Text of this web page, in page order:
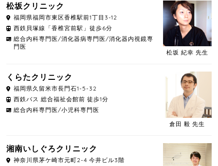
松坂 紀幸 先生
松坂クリニック
福岡県福岡市東区香椎駅前1丁目3-12
西鉄貝塚線「香椎宮前駅」徒歩6分
総合内科専門医/消化器病専門医/消化器内視鏡専
門医
倉田 毅 先生
くらたクリニック
福岡県久留米市長門石1-5-32
西鉄バス 総合福祉会館前 徒歩1分
総合内科専門医/小児科専門医
湘南いしぐろクリニック
神奈川県茅ケ崎市元町2-4 今井ビル3階